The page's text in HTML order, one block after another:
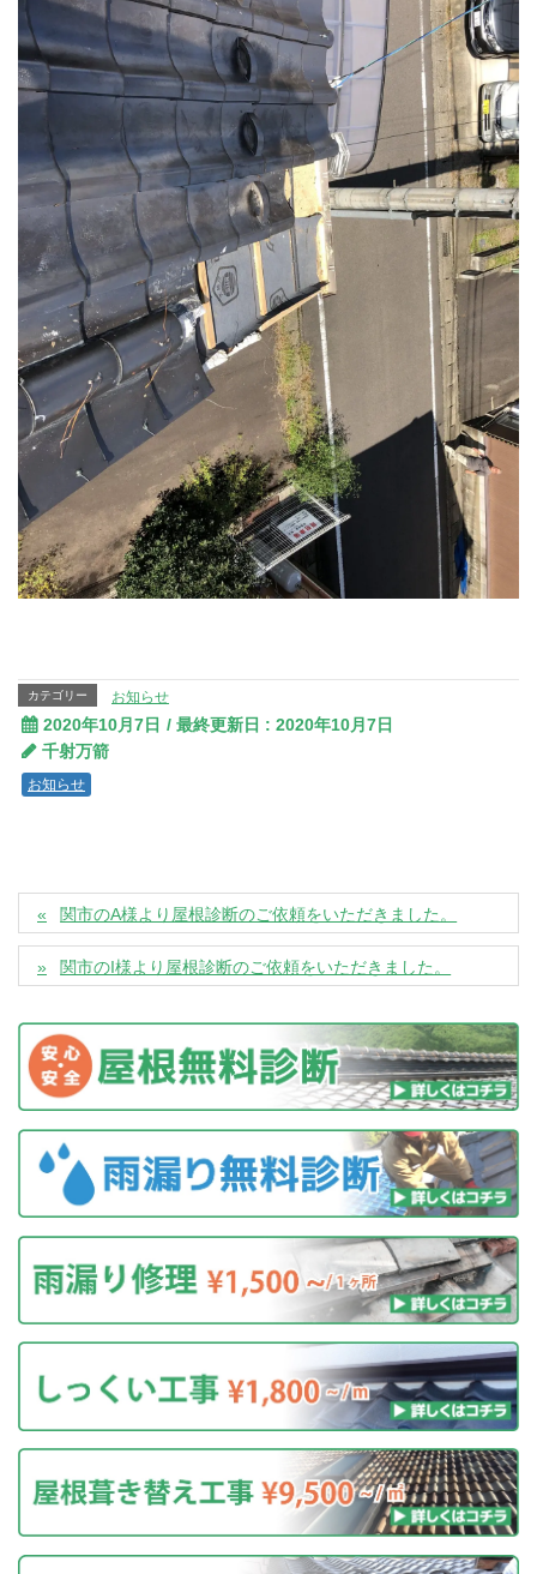
カテゴリー お知らせ
2020年10月7日 / 最終更新日 : 2020年10月7日
千射万箭
お知らせ
関市のA様より屋根診断のご依頼をいただきました。
関市のI様より屋根診断のご依頼をいただきました。